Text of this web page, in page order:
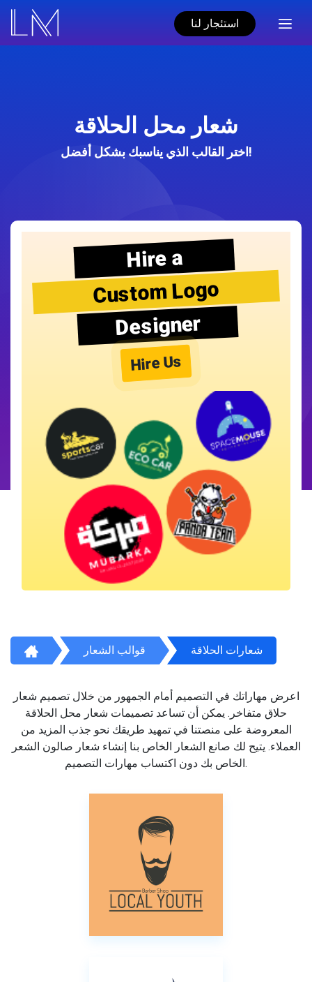
استئجار لنا
شعار محل الحلاقة
اختر القالب الذي يناسبك بشكل أفضل!
Hire a
Custom Logo
Designer
Hire Us
قوالب الشعار شعارات الحلاقة
اعرض مهاراتك في التصميم أمام الجمهور من خلال تصميم شعار
حلاق متفاخر. يمكن أن تساعد تصميمات شعار محل الحلاقة
المعروضة على منصتنا في تمهيد طريقك نحو جذب المزيد من
العملاء. يتيح لك صانع الشعار الخاص بنا إنشاء شعار صالون الشعر
الخاص بك دون اكتساب مهارات التصميم.